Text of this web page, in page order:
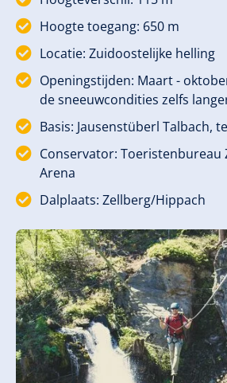
Hoogte toegang: 650 m
Locatie: Zuidoostelijke helling
Openingstijden: Maart -
de sneeuwcondities zelfs
Basis: Jausenstüberl Talbach,
Conservator: Toeristenbureau
Arena
Dalplaats: Zellberg/Hippach